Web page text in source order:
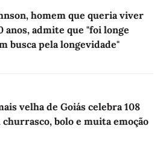
homem que queria viver
anos, admite que "foi longe
busca pela longevidade"
velha de Goiás celebra 108
churrasco, bolo e muita emoção